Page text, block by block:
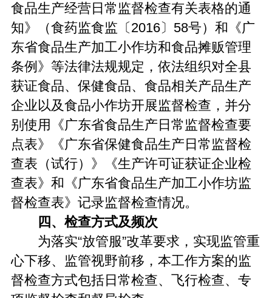
食品生产经营日常监督检查有关表格的通
知》（食药监食监〔2016〕58号）和《广
东省食品生产加工小作坊和食品摊贩管理
条例》等法律法规规定，依法组织对全县
获证食品、保健食品、食品相关产品生产
企业以及食品小作坊开展监督检查，并分
别使用《广东省食品生产日常监督检查要
点表》《广东省保健食品生产日常监督检
查表（试行）》《生产许可证获证企业检
查表》和《广东省食品生产加工小作坊监
督检查表》记录监督检查情况。
四、检查方式及频次
为落实“放管服”改革要求，实现监管重
心下移、监管视野前移，本工作方案的监
督检查方式包括日常检查、飞行检查、专